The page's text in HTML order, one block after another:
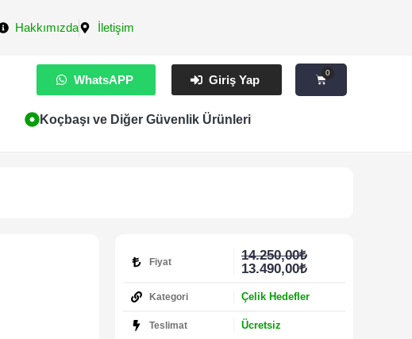
Hakkımızda İletişim
WhatsAPP Giriş Yap
0
Koçbaşı ve Diğer Güvenlik Ürünleri
Fiyat 14.250,00₺
13.490,00₺
Kategori Çelik Hedefler
Teslimat Ücretsiz